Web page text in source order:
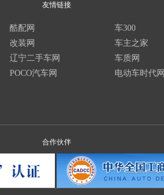
友情链接
酷配网
改装网
辽宁二手车网
POCO汽车网
车300
车主之家
车质网
电动车时代网
合作伙伴